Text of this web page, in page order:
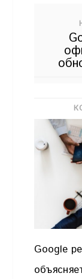
Google